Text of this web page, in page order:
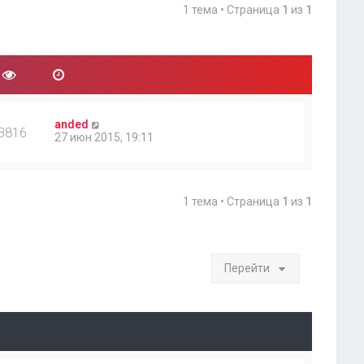
1 тема • Страница 1 из 1
anded
27 июн 2015, 19:11
1 тема • Страница 1 из 1
Перейти